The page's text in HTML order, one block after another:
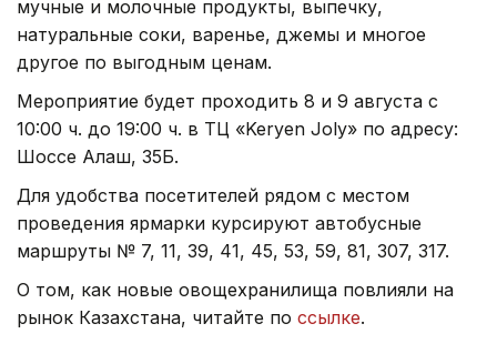
мучные и молочные продукты, выпечку,
натуральные соки, варенье, джемы и многое
другое по выгодным ценам.
Мероприятие будет проходить 8 и 9 августа с
10:00 ч. до 19:00 ч. в ТЦ «Keryen Joly» по адресу:
Шоссе Алаш, 35Б.
Для удобства посетителей рядом с местом
проведения ярмарки курсируют автобусные
маршруты № 7, 11, 39, 41, 45, 53, 59, 81, 307, 317.
О том, как новые овощехранилища повлияли на
рынок Казахстана, читайте по ссылке.